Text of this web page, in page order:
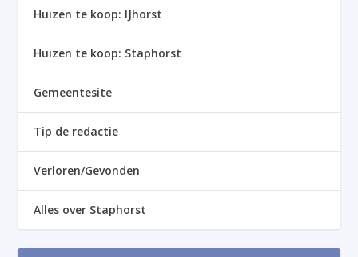
Huizen te koop: IJhorst
Huizen te koop: Staphorst
Gemeentesite
Tip de redactie
Verloren/Gevonden
Alles over Staphorst